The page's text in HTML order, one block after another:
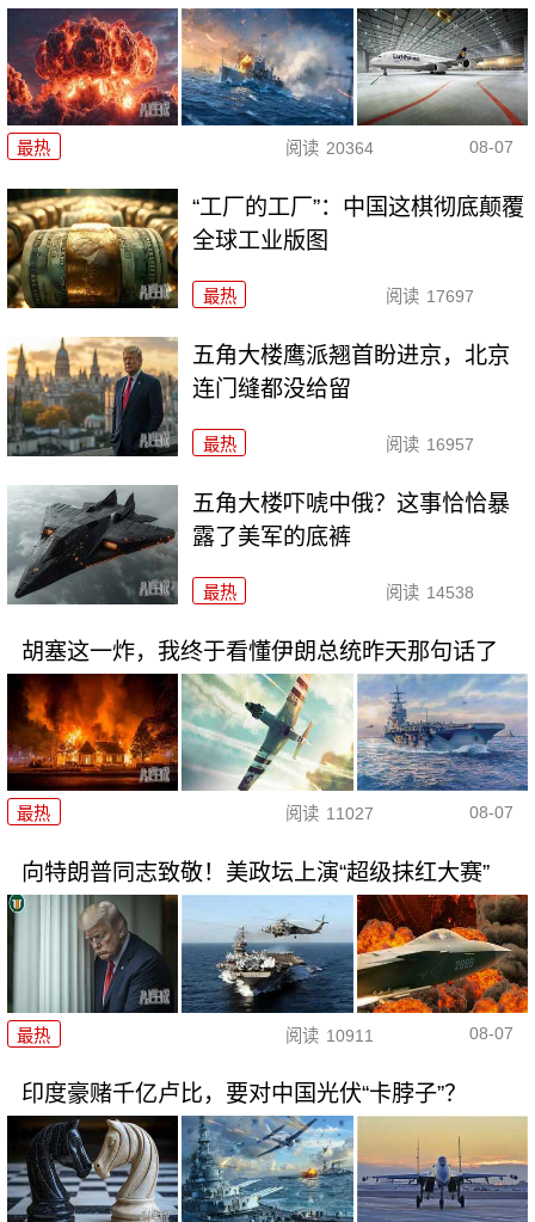
最热 阅读 20364 08-07
“工厂的工厂”：中国这棋彻底颠覆
全球工业版图
最热 阅读 17697
五角大楼鹰派翘首盼进京，北京
连门缝都没给留
最热 阅读 16957
五角大楼吓唬中俄？这事恰恰暴
露了美军的底裤
最热 阅读 14538
胡塞这一炸，我终于看懂伊朗总统昨天那句话了
最热 阅读 11027 08-07
向特朗普同志致敬！美政坛上演“超级抹红大赛”
最热 阅读 10911 08-07
印度豪赌千亿卢比，要对中国光伏“卡脖子”？